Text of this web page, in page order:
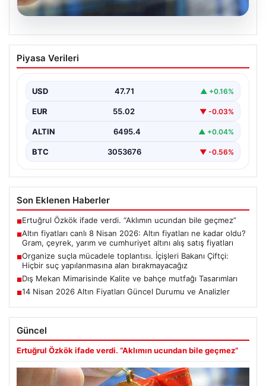
05.08.2026
Altın fiyatları canlı 8 Nisan 2026: Altın
fiyatları ne kadar oldu? Gram, çeyrek,
fiyatları
Piyasa Verileri
USD 47.71 ▲ +0.16%
EUR 55.02 ▼ -0.03%
ALTIN 6495.4 ▲ +0.04%
BTC 3053676 ▼ -0.56%
Son Eklenen Haberler
■Ertuğrul Özkök ifade verdi. “Aklımın ucundan bile geçmez”
■Altın fiyatları canlı 8 Nisan 2026: Altın fiyatları ne kadar oldu?
Gram, çeyrek, yarım ve cumhuriyet altını alış satış fiyatları
■Organize suçla mücadele toplantısı. İçişleri Bakanı Çiftçi:
Hiçbir suç yapılanmasına alan bırakmayacağız
■Dış Mekan Mimarisinde Kalite ve bahçe mutfağı Tasarımları
■14 Nisan 2026 Altın Fiyatları Güncel Durumu ve Analizler
Güncel
Ertuğrul Özkök ifade verdi. “Aklımın ucundan bile geçmez”